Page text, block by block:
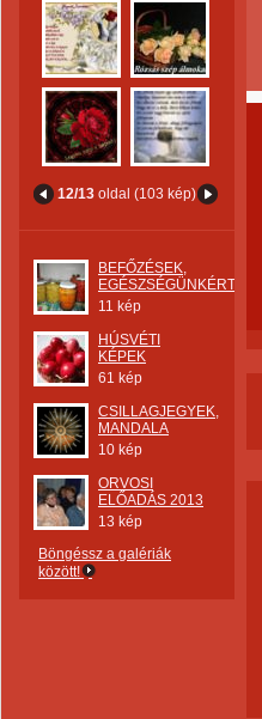
12/13 oldal (103 kép)
BEFŐZÉSEK,
EGÉSZSÉGÜNKÉRT
11 kép
HÚSVÉTI
KÉPEK
61 kép
CSILLAGJEGYEK,
MANDALA
10 kép
ORVOSI
ELŐADÁS 2013
13 kép
Böngéssz a galériák
között!